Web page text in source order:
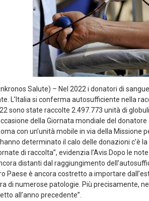
Salute) – Nel 2022 i donatori di
L’Italia si conferma autosufficiente nella
sono state raccolte 2.497.773 unità di
della Giornata mondiale del
con un’unità mobile in via della Missione
determinato il calo delle donazioni c’è
di raccolta”, evidenzia l’Avis.Dopo le
distanti dal raggiungimento
Paese è ancora costretto a importare
di numerose patologie. Più precisamente,
all’anno precedente”.